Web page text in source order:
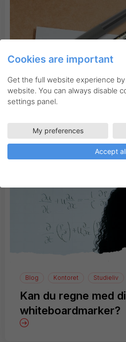
Blog Kontoret
Blog Kontoret Studieliv
Kan du regne med
whiteboardmarker?
Cookies are important
Get the full website experience
website. You can always disable
settings panel.
My preferences
Accept